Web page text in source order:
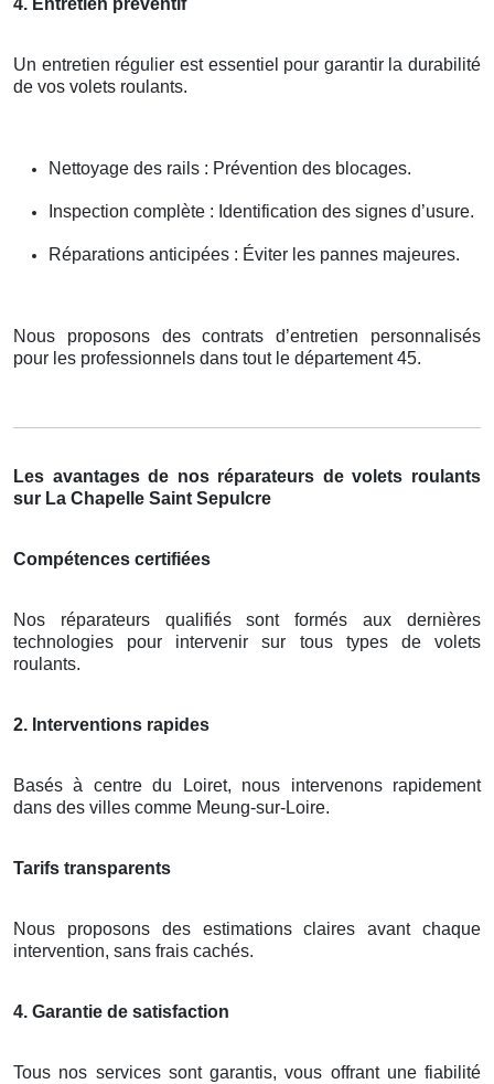
4. Entretien préventif
Un entretien régulier est essentiel pour garantir la durabilité
de vos volets roulants.
Nettoyage des rails : Prévention des blocages.
Inspection complète : Identification des signes d’usure.
Réparations anticipées : Éviter les pannes majeures.
Nous proposons des contrats d’entretien personnalisés
pour les professionnels dans tout le département 45.
Les avantages de nos réparateurs de volets roulants
sur La Chapelle Saint Sepulcre
Compétences certifiées
Nos réparateurs qualifiés sont formés aux dernières
technologies pour intervenir sur tous types de volets
roulants.
2. Interventions rapides
Basés à centre du Loiret, nous intervenons rapidement
dans des villes comme Meung-sur-Loire.
Tarifs transparents
Nous proposons des estimations claires avant chaque
intervention, sans frais cachés.
4. Garantie de satisfaction
Tous nos services sont garantis, vous offrant une fiabilité